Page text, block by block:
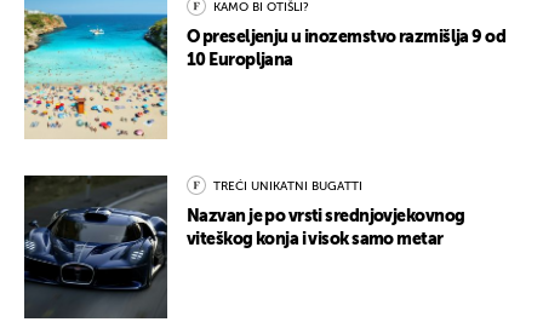
KAMO BI OTIŠLI?
O preseljenju u inozemstvo razmišlja 9 od
10 Europljana
TREĆI UNIKATNI BUGATTI
Nazvan je po vrsti srednjovjekovnog
viteškog konja i visok samo metar